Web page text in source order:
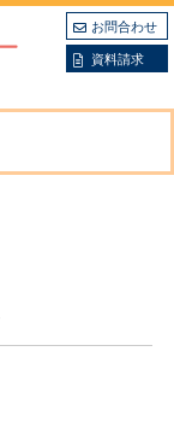
お問合わせ
資料請求